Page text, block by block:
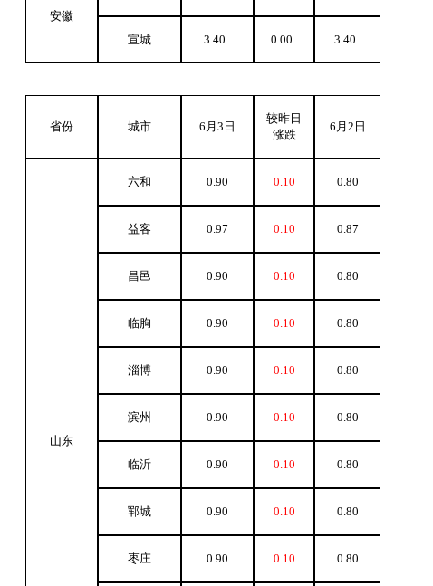
安徽
宣城 3.40 0.00 3.40
省份 城市 6 月3日
较昨日
涨跌
6 月2日
山东
六和 0.90 0.10 0.80
益客 0.97 0.10 0.87
昌邑 0.90 0.10 0.80
临朐 0.90 0.10 0.80
淄博 0.90 0.10 0.80
滨州 0.90 0.10 0.80
临沂 0.90 0.10 0.80
郓城 0.90 0.10 0.80
枣庄 0.90 0.10 0.80